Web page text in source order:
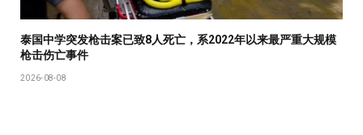
泰国中学突发枪击案已致8人死亡，系2022年以来最严重大规模
枪击伤亡事件
2026-08-08